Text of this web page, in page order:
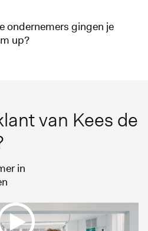
ondernemers gingen je
up?
in
van Kees de